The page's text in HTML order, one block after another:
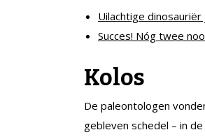
Uilachtige
Succes! Nóg twee
Kolos
De paleontologen
gebleven schedel – in